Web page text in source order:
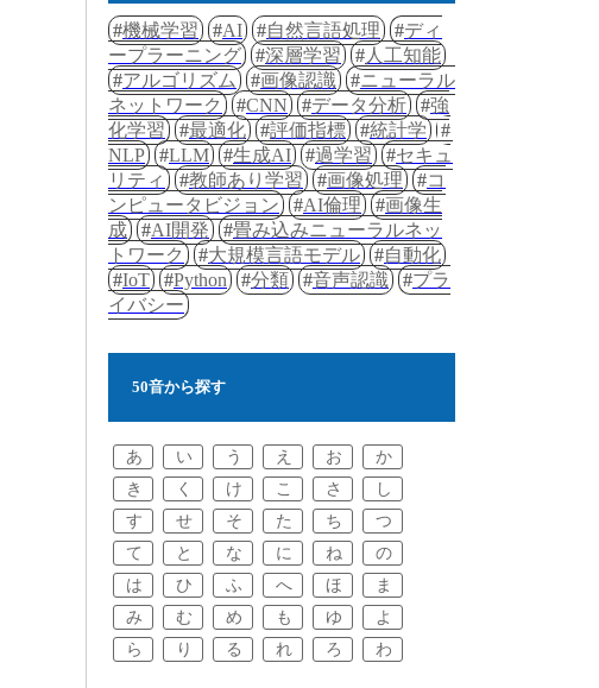
機械学習 AI 自然言語処理
ディ
ープラーニング
深層学習
人工知能
アルゴリズム
画像認識
ニューラル
ネットワーク
CNN データ分析
強
化学習
最適化 評価指標
統計学
NLP
LLM 生成AI 過学習
セキュ
リティ
教師あり学習 画像処理
コ
ンピュータビジョン
AI倫理
画像生
成
AI開発
畳み込みニューラルネッ
トワーク
大規模言語モデル
自動化
IoT
Python 分類 音声認識
プラ
イバシー
50音から探す
あ い う え お
か
き
く け こ さ
し
す
せ そ た ち
つ
て
と な に ね
の
は
ひ ふ へ ほ
ま
み
む め も ゆ
よ
ら
り る れ ろ わ